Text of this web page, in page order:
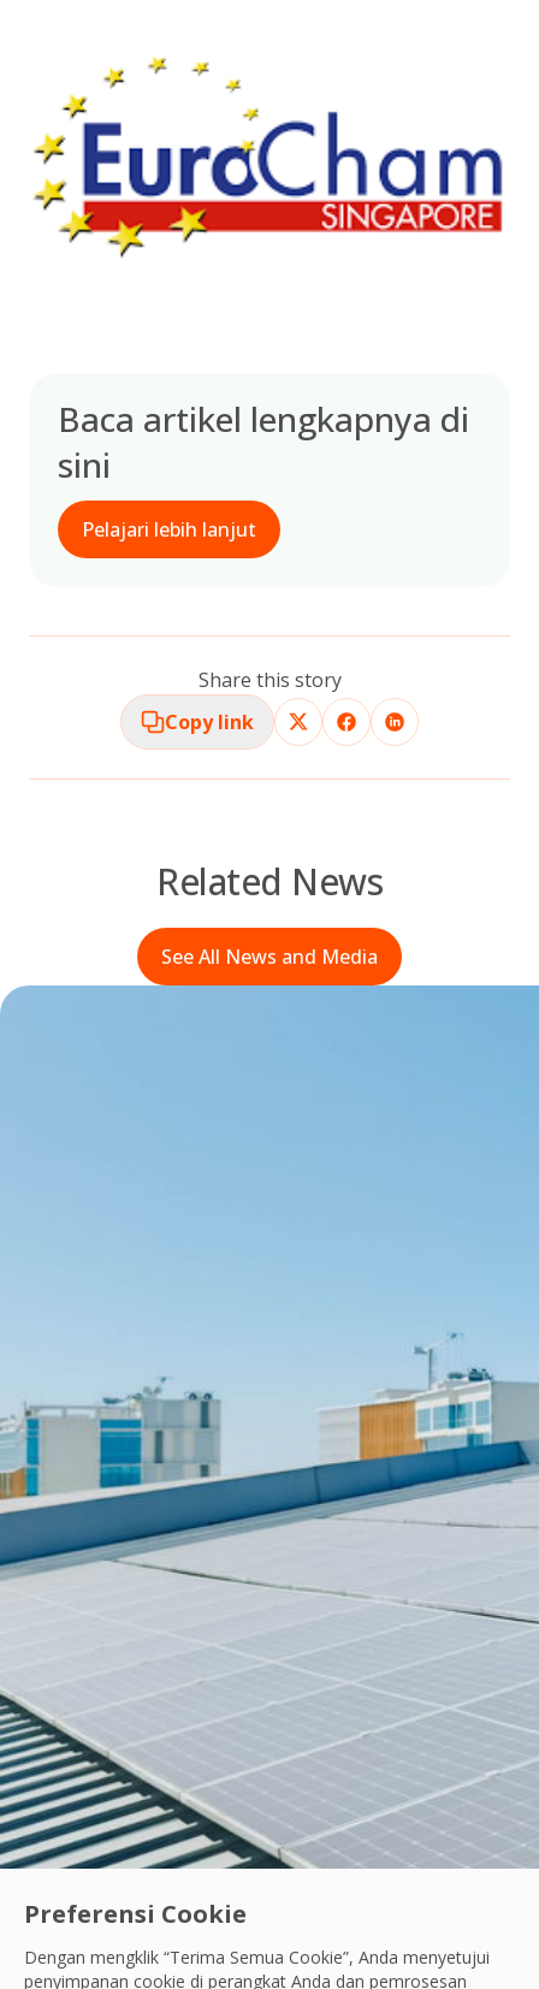
Preferensi Cookie
Dengan mengklik “Terima Semua Cookie”, Anda menyetujui
penyimpanan cookie di perangkat Anda dan pemrosesan
Baca artikel lengkapnya di
sini
Pelajari lebih lanjut
Share this story
Copy link
Related News
See All News and Media
Ayo Berdiri Beraksi|Karyawan Kami